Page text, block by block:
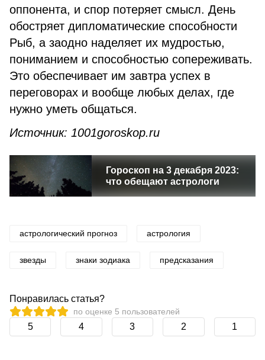
оппонента, и спор потеряет смысл. День
обостряет дипломатические способности
Рыб, а заодно наделяет их мудростью,
пониманием и способностью сопереживать.
Это обеспечивает им завтра успех в
переговорах и вообще любых делах, где
нужно уметь общаться.
Источник: 1001goroskop.ru
Гороскоп на 3 декабря 2023:
что обещают астрологи
астрологический прогноз астрология
звезды знаки зодиака предсказания
Понравилась статья?
по оценке 5 пользователей
5 4 3 2 1